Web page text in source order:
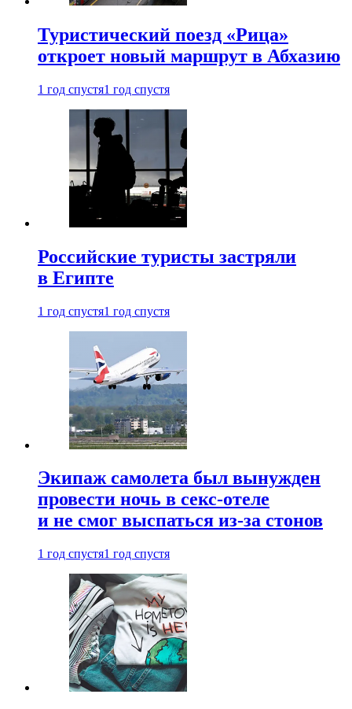
Туристический поезд «Рица»
откроет новый маршрут в Абхазию
1 год спустя1 год спустя
Российские туристы застряли
в Египте
1 год спустя1 год спустя
Экипаж самолета был вынужден
провести ночь в секс-отеле
и не смог выспаться из-за стонов
1 год спустя1 год спустя